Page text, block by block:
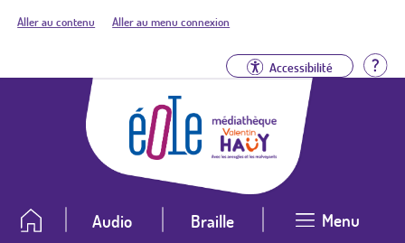
Aller au contenu Aller au menu connexion
Accessibilité
Audio Braille Menu